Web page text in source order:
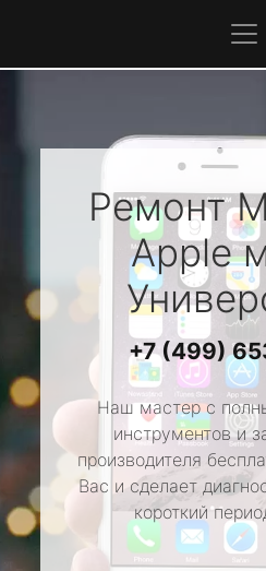
Ремонт
Apple
+7 (499)
Наш мастер с
инструментов и
производителя
Вас и сделает
короткий